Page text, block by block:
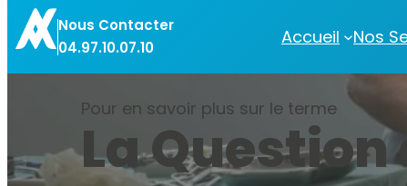
Aller
au
contenu
Nous Contacter
04.97.10.07.10
Accueil Nos
Pour en savoir plus sur le terme
La Question